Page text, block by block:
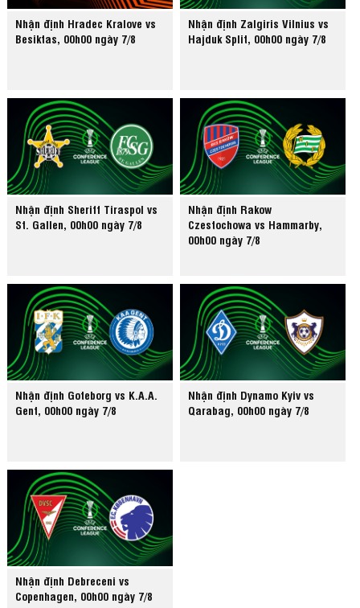
Nhận định Hradec Kralove vs
Besiktas, 00h00 ngày 7/8
Nhận định Zalgiris Vilnius vs
Hajduk Split, 00h00 ngày 7/8
Nhận định Sheriff Tiraspol vs
St. Gallen, 00h00 ngày 7/8
Nhận định Rakow
Czestochowa vs Hammarby,
00h00 ngày 7/8
Nhận định Goteborg vs K.A.A.
Gent, 00h00 ngày 7/8
Nhận định Dynamo Kyiv vs
Qarabag, 00h00 ngày 7/8
Nhận định Debreceni vs
Copenhagen, 00h00 ngày 7/8